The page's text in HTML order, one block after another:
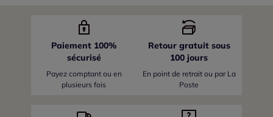
Paiement 100%
sécurisé
Payez comptant ou en
plusieurs fois
Retour gratuit sous
100 jours
En point de retrait ou par La
Poste